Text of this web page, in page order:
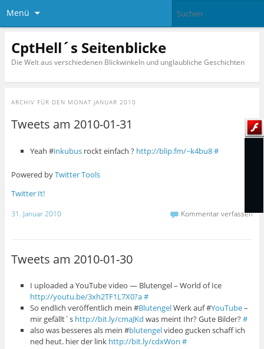
Menü
CptHell´s Seitenblicke
Die Welt aus verschiedenen Blickwinkeln und unglaubliche Geschichten
ARCHIV FÜR DEN MONAT JANUAR 2010
Tweets am 2010-01-31
Yeah #inkubus rockt einfach ? http://blip.fm/~k4bu8#
Powered byTwitter Tools
Twitter It!
31. Januar 2010 Kommentar verfassen
Tweets am 2010-01-30
I uploaded a YouTube video — Blutengel – World of Ice
http://youtu.be/3xh2TF1L7X0?a#
So endlich veröffentlich mein #BlutengelWerk auf #YouTube–
mir gefällt´s http://bit.ly/cmaJKd was meint Ihr? Gute Bilder?#
also was besseres als mein #blutengelvideo gucken schaff ich
ned heut. hier der link http://bit.ly/cdxWon #